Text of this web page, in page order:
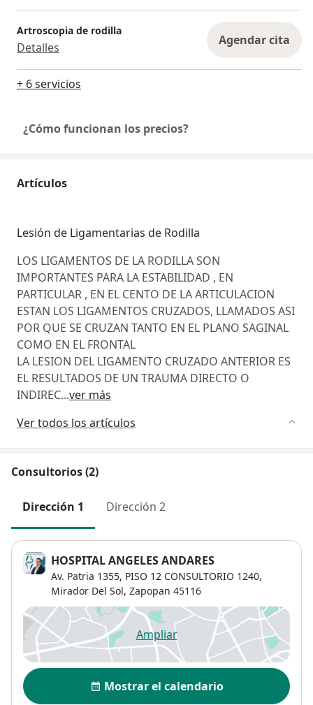
Artroscopia de rodilla
Detalles Agendar cita
+ 6 servicios
¿Cómo funcionan los precios?
Artículos
Lesión de Ligamentarias de Rodilla
LOS LIGAMENTOS DE LA RODILLA SON
IMPORTANTES PARA LA ESTABILIDAD , EN
PARTICULAR , EN EL CENTO DE LA ARTICULACION
ESTAN LOS LIGAMENTOS CRUZADOS, LLAMADOS ASI
POR QUE SE CRUZAN TANTO EN EL PLANO SAGINAL
COMO EN EL FRONTAL
LA LESION DEL LIGAMENTO CRUZADO ANTERIOR ES
EL RESULTADOS DE UN TRAUMA DIRECTO O
INDIREC...ver más
Ver todos los artículos
Consultorios (2)
Dirección 1 Dirección 2
HOSPITAL ANGELES ANDARES
Av. Patria 1355, PISO 12 CONSULTORIO 1240,
Mirador Del Sol, Zapopan 45116
Ampliarse abre en una nueva
Disponibilidad
Mostrar el calendario